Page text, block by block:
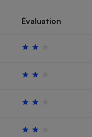
Évaluation
Robot ménager